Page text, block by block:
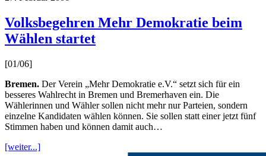
Volksbegehren Mehr Demokratie beim
Wählen startet
[01/06]
Bremen. Der Verein „Mehr Demokratie e.V.“ setzt sich für ein
besseres Wahlrecht in Bremen und Bremerhaven ein. Die
Wählerinnen und Wähler sollen nicht mehr nur Parteien, sondern
einzelne Kandidaten wählen können. Sie sollen statt einer jetzt fünf
Stimmen haben und können damit auch…
[weiter...]